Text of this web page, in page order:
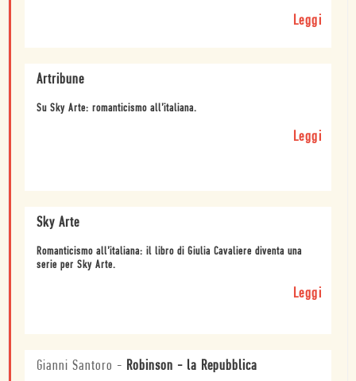
Leggi
Artribune
Su Sky Arte: romanticismo all’italiana.
Leggi
Sky Arte
Romanticismo all’italiana: il libro di Giulia Cavaliere diventa una
serie per Sky Arte.
Leggi
Gianni Santoro - Robinson - la Repubblica